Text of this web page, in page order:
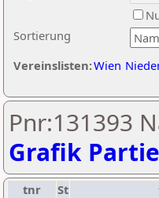
Sortierung
Vereinslisten:Wien
Pnr:131393
Grafik
tnr St